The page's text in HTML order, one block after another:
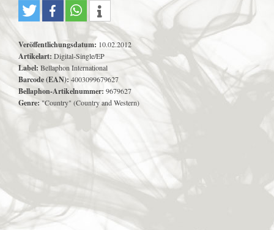
Veröffentlichungsdatum: 10.02.2012
Artikelart: Digital-Single/EP
Label: Bellaphon International
Barcode (EAN): 4003099679627
Bellaphon-Artikelnummer: 9679627
Genre: "Country" (Country and Western)